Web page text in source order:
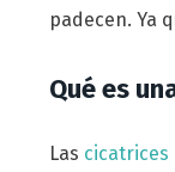
padecen. Ya
Qué es
Las cicatrices